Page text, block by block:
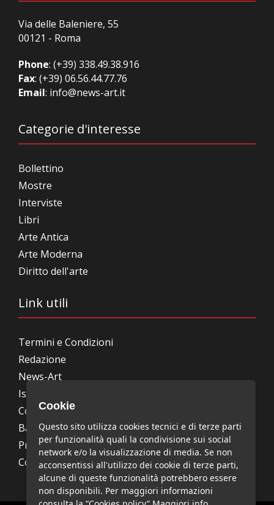
Via delle Baleniere, 55
00121 - Roma
Phone: (+39) 338.49.38.916
Fax: (+39) 06.56.44.77.76
Email: info@news-art.it
Categorie d'interesse
Bollettino
Mostre
Interviste
Libri
Arte Antica
Arte Moderna
Diritto dell'arte
Link utili
Termini e Condizioni
Redazione
News-Art
Iscrizione alla newsletter
Collabora con noi
Bandi, concorsi, premi
Privacy Policy
Cookie Policy
Cookie
Questo sito utilizza cookies tecnici e di terze parti
per funzionalità quali la condivisione sui social
network e/o la visualizzazione di media. Se non
acconsentissi all'utilizzo dei cookie di terze parti,
alcune di queste funzionalità potrebbero essere
non disponibili. Per maggiori informazioni